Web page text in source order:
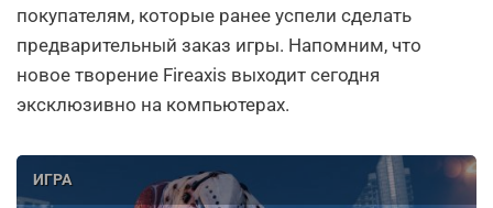
покупателям, которые ранее успели сделать
предварительный заказ игры. Напомним, что
новое творение Fireaxis выходит сегодня
эксклюзивно на компьютерах.
ИГРА